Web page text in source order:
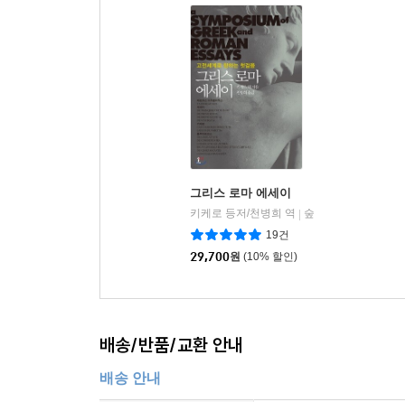
그리스 로마 에세이
키케로 등저/천병희 역
숲
19건
29,700원 (10% 할인)
배송/반품/교환 안내
배송 안내